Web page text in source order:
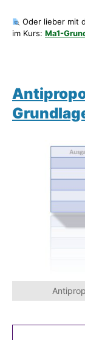
Oder lieber mit
im Kurs: Ma1-